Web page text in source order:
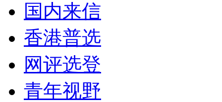
国内来信
香港普选
网评选登
青年视野